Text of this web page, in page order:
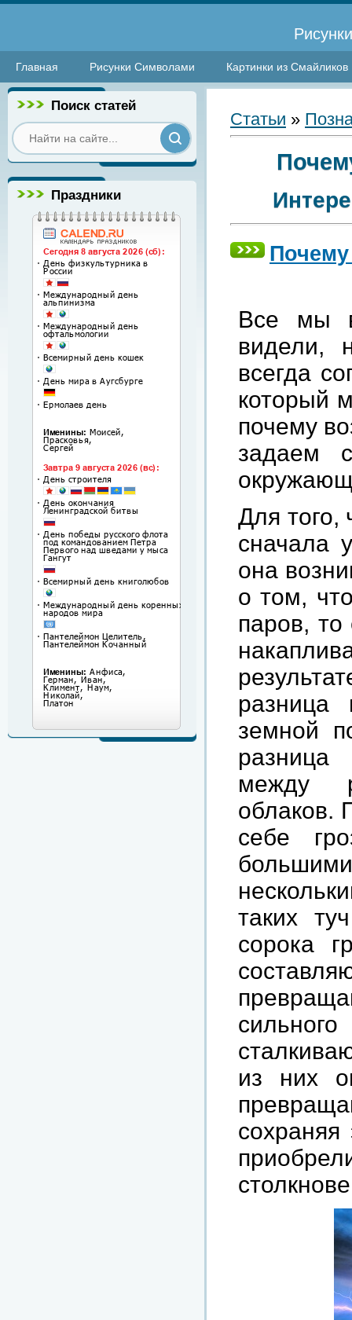
Главная Рисунки Символами Картинки из Смайликов
Поиск статей
Праздники
Статьи »
Все мы
видели,
всегда
который
почему
задаем
Для того,
сначала
она
о том,
паров,
разница
земной
между
облаков.
себе
таких
сорока
из них
сохраняя